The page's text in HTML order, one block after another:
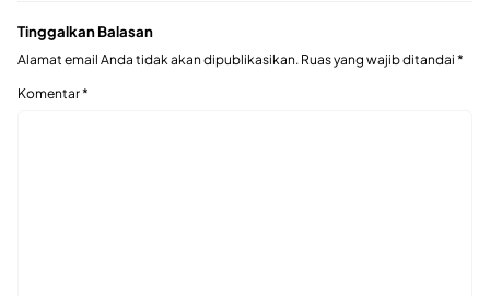
Tinggalkan Balasan
Alamat email Anda tidak akan dipublikasikan. Ruas yang wajib ditandai *
Komentar*